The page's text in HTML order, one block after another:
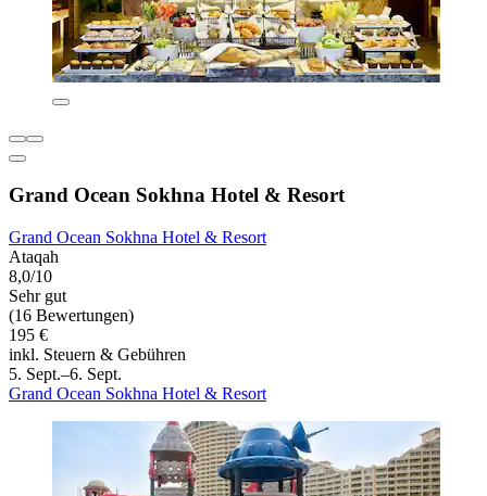
Grand Ocean Sokhna Hotel & Resort
Grand Ocean Sokhna Hotel & Resort
Ataqah
8,0/10
Sehr gut
(16 Bewertungen)
195 €
inkl. Steuern & Gebühren
5. Sept.–6. Sept.
Grand Ocean Sokhna Hotel & Resort